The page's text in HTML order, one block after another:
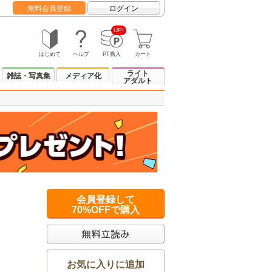
無料会員登録 ログイン
はじめて ヘルプ
UP!
PT購入 カート
雑誌・写真集 メディア化
ライト
アダルト
会員登録して
70%OFFで購入
お気に入りに追加